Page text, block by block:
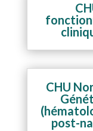
CHU
post-